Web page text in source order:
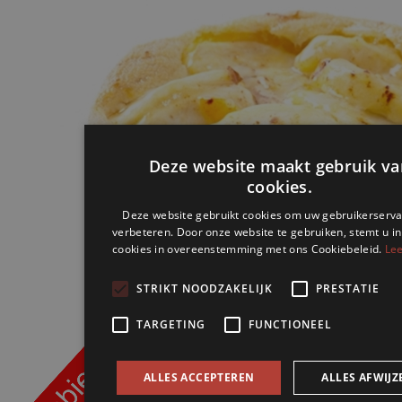
Deze website maakt gebruik
cookies.
Deze website gebruikt cookies om uw
verbeteren. Door onze website te gebruiken, stemt u
cookies in overeenstemming met ons Cookiebeleid.
STRIKT NOODZAKELIJK PRESTATIE
TARGETING FUNCTIONEEL
ALLES ACCEPTEREN ALLES